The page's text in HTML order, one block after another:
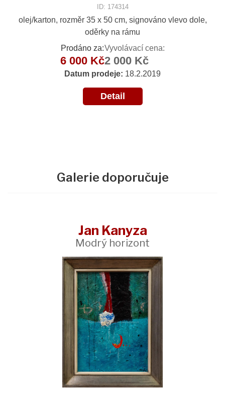
ID: 174314
olej/karton, rozměr 35 x 50 cm, signováno vlevo dole,
oděrky na rámu
Prodáno za:
6 000 Kč
Vyvolávací cena:
2 000 Kč
Datum prodeje: 18.2.2019
Detail
Galerie doporučuje
Jan Kanyza
Modrý horizont